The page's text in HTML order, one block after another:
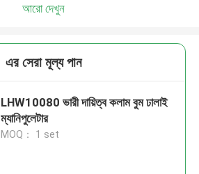
আরো দেখুন
এর সেরা মূল্য পান
LHW10080 ভারী দায়িত্ব কলাম বুম ঢালাই
ম্যানিপুলেটার
MOQ： 1 set